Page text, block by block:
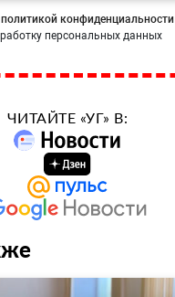
политикой конфиденциальности
персональных данных
ЧИТАЙТЕ «УГ» В: